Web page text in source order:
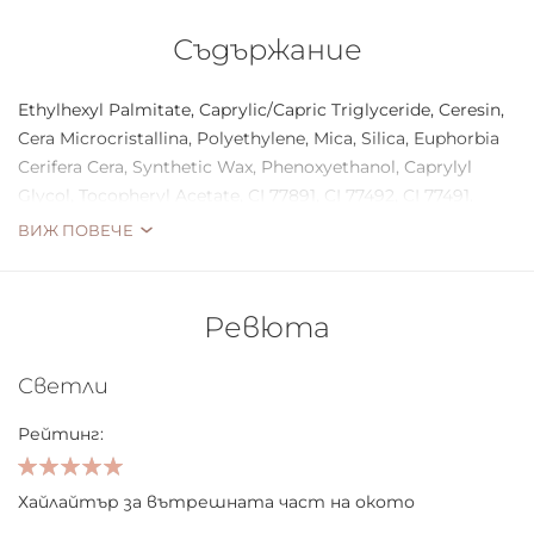
Съдържание
Ethylhexyl Palmitate, Caprylic/Capric Triglyceride, Ceresin,
Cera Microcristallina, Polyethylene, Mica, Silica, Euphorbia
Cerifera Cera, Synthetic Wax, Phenoxyethanol, Caprylyl
Glycol, Tocopheryl Acetate, CI 77891, CI 77492, CI 77491.
ВИЖ ПОВЕЧЕ
Ревюта
Светли
Рейтинг:
Хайлайтър за вътрешната част на окото